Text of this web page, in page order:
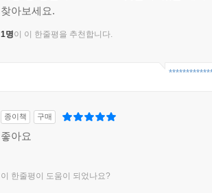
찾아보세요.
1명이 이 한줄평을 추천합니다.
종이책 구매
좋아요
이 한줄평이 도움이 되었나요?